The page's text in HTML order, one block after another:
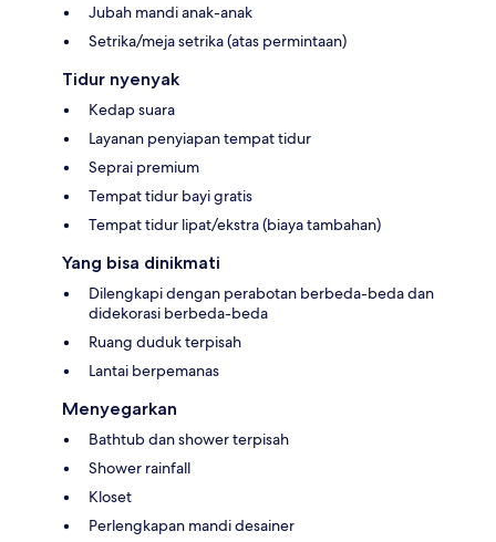
Jubah mandi anak-anak
Setrika/meja setrika (atas permintaan)
Tidur nyenyak
Kedap suara
Layanan penyiapan tempat tidur
Seprai premium
Tempat tidur bayi gratis
Tempat tidur lipat/ekstra (biaya tambahan)
Yang bisa dinikmati
Dilengkapi dengan perabotan berbeda-beda dan
didekorasi berbeda-beda
Ruang duduk terpisah
Lantai berpemanas
Menyegarkan
Bathtub dan shower terpisah
Shower rainfall
Kloset
Perlengkapan mandi desainer